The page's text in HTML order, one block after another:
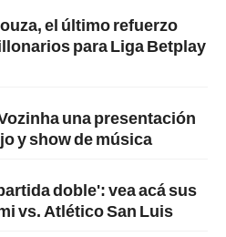
el último refuerzo
para Liga Betplay
una presentación
y show de música
doble': vea acá sus
vs. Atlético San Luis